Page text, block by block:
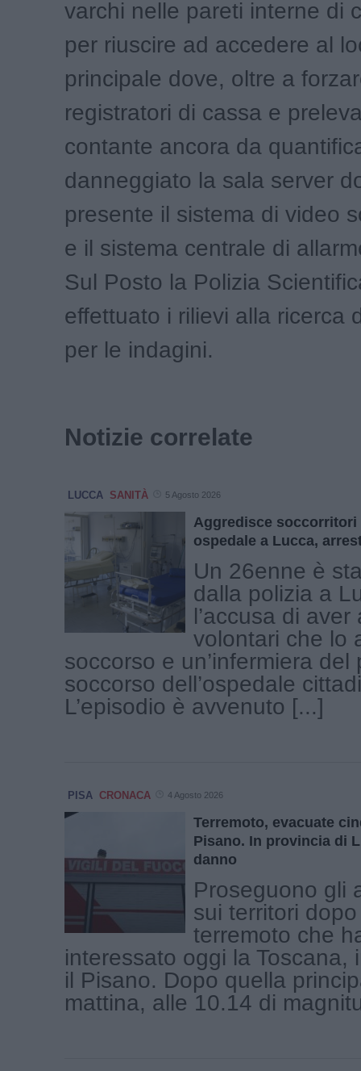
varchi nelle pareti interne di
per riuscire ad accedere al
principale dove, oltre a
registratori di cassa e
contante ancora da
danneggiato la sala server
presente il sistema di video
e il sistema centrale di
Sul Posto la Polizia
effettuato i rilievi alla ricerca
per le indagini.
Notizie correlate
LUCCA SANITÀ 5 Agosto 2026
Aggredisce soccorritori
ospedale a Lucca,
Un 26enne è
dalla polizia a
l’accusa di
volontari che lo
soccorso e un’infermiera del
soccorso dell’ospedale
L’episodio è avvenuto [...]
PISA CRONACA 4 Agosto 2026
Terremoto, evacuate
Pisano. In provincia di
danno
Proseguono gli
sui territori
terremoto che
interessato oggi la Toscana,
il Pisano. Dopo quella
mattina, alle 10.14 di